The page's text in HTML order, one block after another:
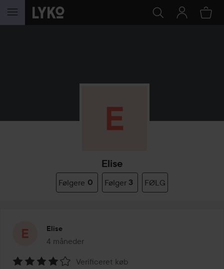
GÅ TIL INDHOLD
Elise
Følgere 0 Følger 3 FØLG
Elise
4 måneder
Posten blev oprettet 4 måneder
Verificeret køb